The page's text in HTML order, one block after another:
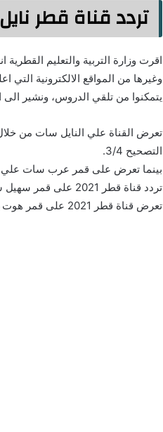
تردد قناة قطر نايل
اقرت وزارة التربية والتعليم
وغيرها من المواقع الالكترونية
يتمكنوا من تلقي الدروس، ونشير
التصحيح 3/4.
بينما تعرض على قمر عرب سات علي تردد 12169 معامل ترميز 27500، استقطاب عمودي معامل
تردد قناة قطر 2021 على قمر سهيل سات فهو 11604، معدل ترميز 27500، استقطاب أفقي معامل التصحيح 3/4.
تعرض قناة قطر 2021 على قمر هوت بيرد علي تردد 12654 معامل ترميز 27500، استقطاب أفقي معامل التصحيح 3/4.